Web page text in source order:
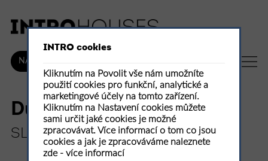
INTRO cookies
Kliknutím na Povolit vše nám umožníte
použití cookies pro funkční, analytické a
marketingové účely na tomto zařízení.
Kliknutím na Nastavení cookies můžete
sami určit jaké cookies je možné
zpracovávat. Více informací o tom co jsou
cookies a jak je zpracováváme naleznete
zde - více informací
NÁKUP
Dům pro spisovatelku
SLETH architects